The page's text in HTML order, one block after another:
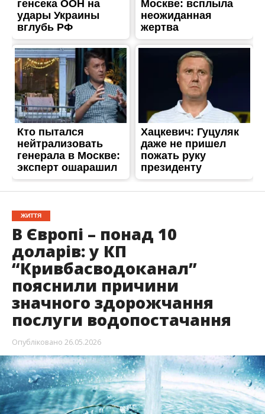
ЖИТТЯ
В Європі – понад 10
доларів: у КП
“Кривбасводоканал”
пояснили причини
значного здорожчання
послуги водопостачання
Опубліковано 26.05.2026